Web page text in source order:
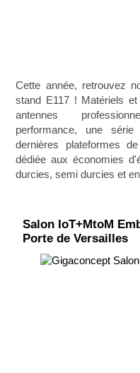
Cette année, retrouvez
stand E117 ! Matériels
antennes
performance, une
dernières plateformes
dédiée aux économies
durcies, semi durcies et
Salon IoT+MtoM
Porte de Versailles